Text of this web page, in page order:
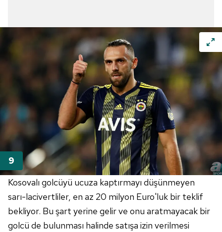
Çerez Bilgilendirme
ziyaret edebilirsiniz.
6698 sayılı Kişisel Verilerin Korunması Kanunu uyarınca
hazırlanmış Aydınlatma Metnimizi okumak ve sitemizde
ilgili mevzuata uygun olarak kullanılan çerezlerle ilgili bilgi
almak için lütfen
tıklayınız .
Kosovalı golcüyü ucuza kaptırmayı düşünmeyen
sarı-lacivertliler, en az 20 milyon Euro'luk bir teklif
bekliyor. Bu şart yerine gelir ve onu aratmayacak bir
golcü de bulunması halinde satışa izin verilmesi